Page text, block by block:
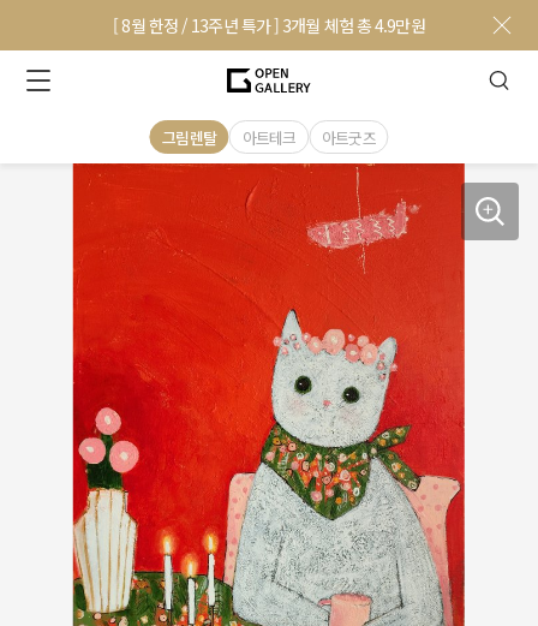
[ 8월 한정 / 13주년 특가 ] 3개월 체험 총 4.9만원
그림렌탈 아트테크 아트굿즈